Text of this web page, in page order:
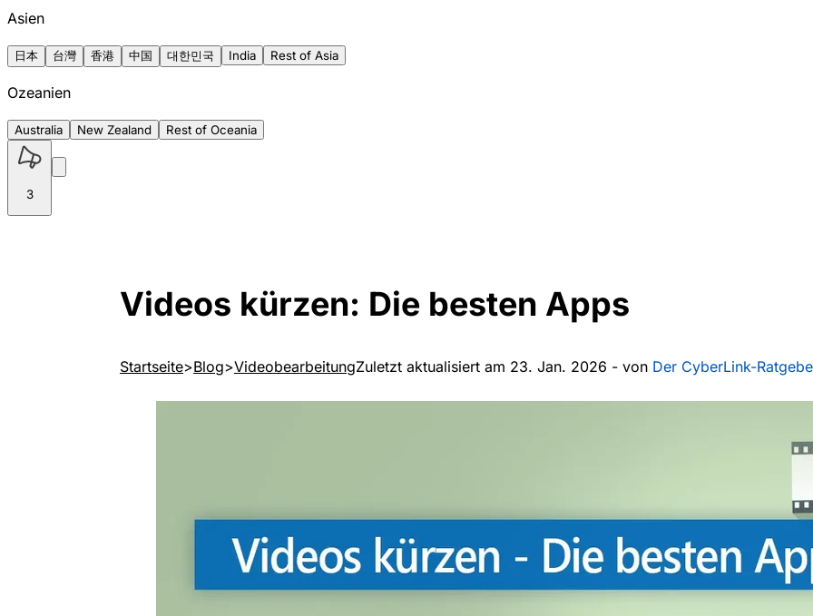
Asien
日本 台灣 香港 中国 대한민국 India Rest of Asia
Ozeanien
Australia New Zealand Rest of Oceania
3
Videos kürzen: Die besten Apps
Startseite Blog VideobearbeitungZuletzt aktualisiert am 23. Jan. 2026 - von Der CyberLink-